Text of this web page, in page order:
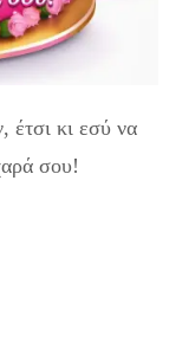
έτσι κι εσύ να
σου!